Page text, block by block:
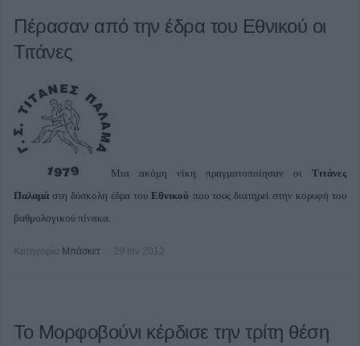
Πέρασαν από την έδρα του Εθνικού οι
Τιτάνες
Μια ακόμη νίκη πραγματοποίησαν οι Τιτάνες
Παλαμά στη δύσκολη έδρα τουΕθνικού που τους διατηρεί στην κορυφή του
βαθμολογικού πίνακα.
Κατηγορία Μπάσκετ 29 Ιαν 2012
Το Μορφοβούνι κέρδισε την τρίτη θέση